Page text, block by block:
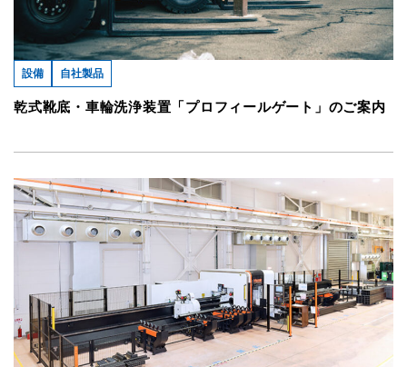
設備 自社製品
乾式靴底・車輪洗浄装置「プロフィールゲート」のご案内